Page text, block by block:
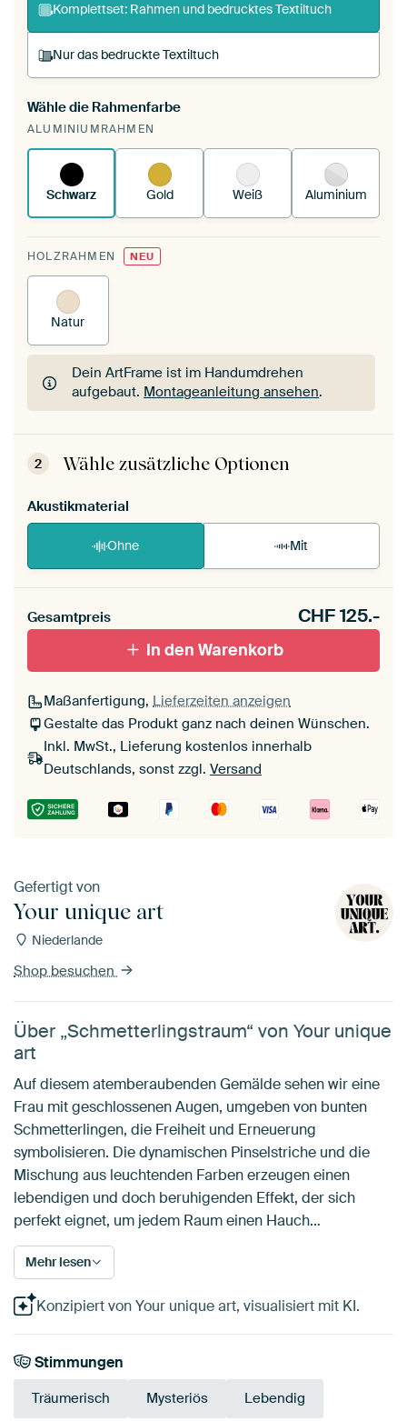
Komplettset: Rahmen und bedrucktes Textiltuch
Nur das bedruckte Textiltuch
Du spannst einen wechselbaren Textiltuch in
deinen vorhandenen ArtFrame™.
funktioniert es.
Wähle die Rahmenfarbe
ALUMINIUMRAHMEN
Schwarz Gold Weiß Aluminium
HOLZRAHMEN NEU
Natur
Dein ArtFrame ist im Handumdrehen
aufgebaut. Montageanleitung ansehen.
Dein ArtFrame ist im Handumdrehen
aufgebaut.Montageanleitung ansehen
2 Wähle zusätzliche Optionen
Akustikmaterial
Ohne Mit
Gesamtpreis CHF125.-
In den Warenkorb
Maßanfertigung, Lieferzeiten anzeigen
Gestalte das Produkt ganz nach deinen Wünschen.
Inkl. MwSt., Lieferung kostenlos innerhalb
Deutschlands, sonst zzgl. Versand
Gefertigt von
Your unique art
Niederlande
Shop besuchen
Über „Schmetterlingstraum“ von Your unique
art
Auf diesem atemberaubenden Gemälde sehen wir eine
Frau mit geschlossenen Augen, umgeben von bunten
Schmetterlingen, die Freiheit und Erneuerung
symbolisieren. Die dynamischen Pinselstriche und die
Mischung aus leuchtenden Farben erzeugen einen
lebendigen und doch beruhigenden Effekt, der sich
perfekt eignet, um jedem Raum einen Hauch…
Mehr lesen
Konzipiert von Your unique art, visualisiert mit KI.
Stimmungen
Träumerisch Mysteriös Lebendig